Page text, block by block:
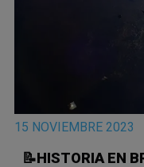
15 NOVIEMBRE 2023
📝HISTORIA EN